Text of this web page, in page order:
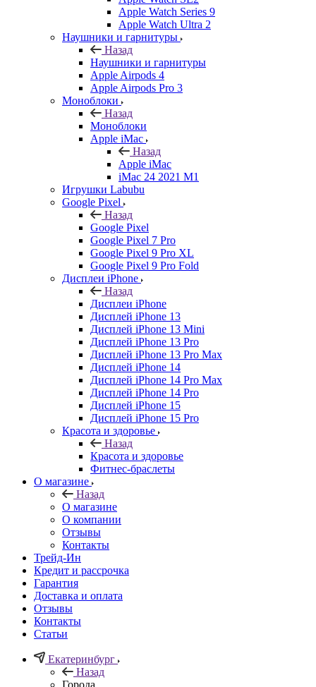
Apple Watch Series 9
Apple Watch Ultra 2
Наушники и гарнитуры
Назад
Наушники и гарнитуры
Apple Airpods 4
Apple Airpods Pro 3
Моноблоки
Назад
Моноблоки
Apple iMac
Назад
Apple iMac
iMac 24 2021 M1
Игрушки Labubu
Google Pixel
Назад
Google Pixel
Google Pixel 7 Pro
Google Pixel 9 Pro XL
Google Pixel 9 Pro Fold
Дисплеи iPhone
Назад
Дисплеи iPhone
Дисплей iPhone 13
Дисплей iPhone 13 Mini
Дисплей iPhone 13 Pro
Дисплей iPhone 13 Pro Max
Дисплей iPhone 14
Дисплей iPhone 14 Pro Max
Дисплей iPhone 14 Pro
Дисплей iPhone 15
Дисплей iPhone 15 Pro
Красота и здоровье
Назад
Красота и здоровье
Фитнес-браслеты
О магазине
Назад
О магазине
О компании
Отзывы
Контакты
Трейд-Ин
Кредит и рассрочка
Гарантия
Доставка и оплата
Отзывы
Контакты
Статьи
Екатеринбург
Назад
Города